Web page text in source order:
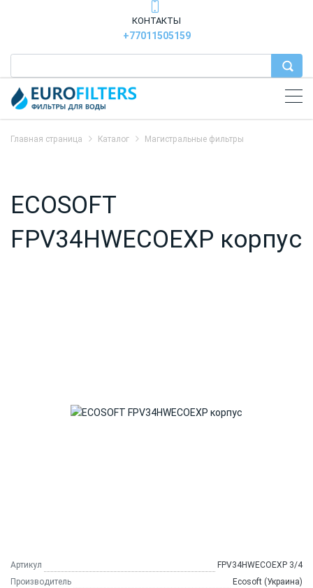
КОНТАКТЫ
+77011505159
Главная страница Каталог Магистральные фильтры
ECOSOFT
FPV34HWECOEXP корпус
Артикул
FPV34HWECOEXP 3/4
Производитель
Ecosoft (Украина)